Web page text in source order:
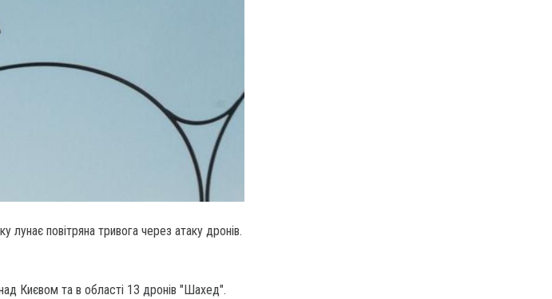
лунає повітряна тривога через атаку дронів.
Києвом та в області 13 дронів "Шахед".